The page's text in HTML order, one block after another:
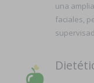
una
faciales,